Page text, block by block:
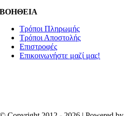
ΒΟΗΘΕΙΑ
Τρόποι Πληρωμής
Τρόποι Αποστολής
Επιστροφές
Επικοινωνήστε μαζί μας!